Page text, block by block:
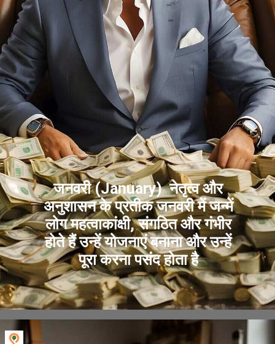
जनवरी (January) नेतृत्व और
अनुशासन के प्रतीक जनवरी में जन्में
लोग महत्वाकांक्षी, संगठित और गंभीर
होते हैं उन्हें योजनाएं बनाना और उन्हें
पूरा करना पसंद होता है